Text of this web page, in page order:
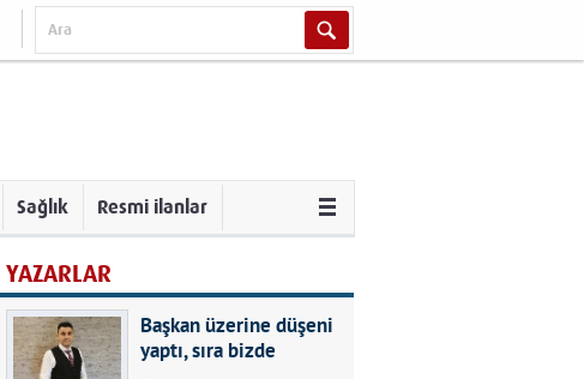
Sağlık Resmi ilanlar
YAZARLAR
Başkan üzerine düşeni
yaptı, sıra bizde